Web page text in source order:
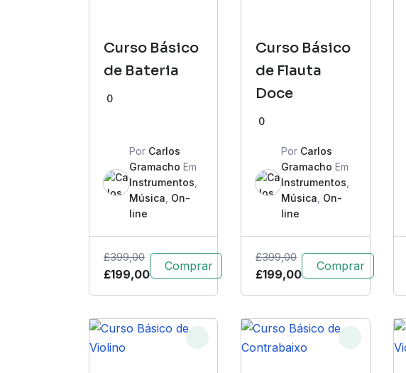
Curso Básico
de Bateria
0
Por Carlos
Gramacho Em
Instrumentos
Música On-
line
£399,00
£199,00
Comprar
Curso Básico
de Flauta
Doce
0
Por Carlos
Gramacho Em
Instrumentos
Música On-
line
£399,00
£199,00
Comprar